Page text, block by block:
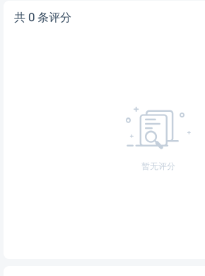
共 0 条评分
暂无评分